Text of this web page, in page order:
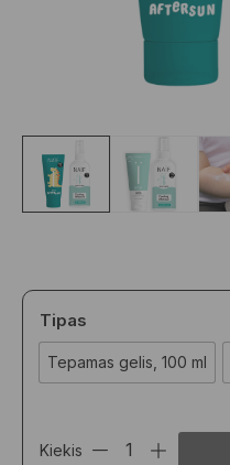
Tipas
Tepamas gelis, 100 ml
Kiekis